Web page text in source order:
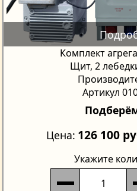
Комплект
Щит, 2
Артикул
Цена 126 100
Укажите